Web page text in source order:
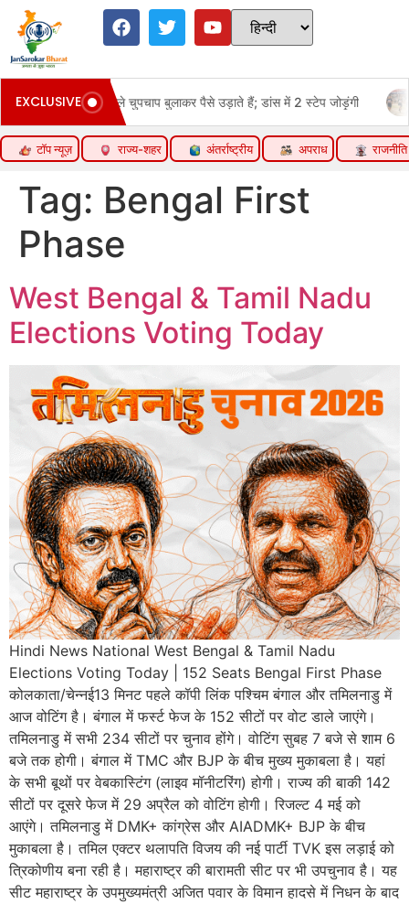
EXCLUSIVE
गंदा बताने वाले चुपचाप बुलाकर पैसे उड़ाते हैं; डांस में 2 स्टेप जोड़ूंगी
टॉप न्यूज़ राज्य-शहर अंतर्राष्ट्रीय अपराध राजनीति
Tag: Bengal First
Phase
West Bengal & Tamil Nadu
Elections Voting Today
Hindi News National West Bengal & Tamil Nadu
Elections Voting Today | 152 Seats Bengal First Phase
कोलकाता/चेन्नई13 मिनट पहले कॉपी लिंक पश्चिम बंगाल और तमिलनाडु में
आज वोटिंग है। बंगाल में फर्स्ट फेज के 152 सीटों पर वोट डाले जाएंगे।
तमिलनाडु में सभी 234 सीटों पर चुनाव होंगे। वोटिंग सुबह 7 बजे से शाम 6
बजे तक होगी। बंगाल में TMC और BJP के बीच मुख्य मुकाबला है। यहां
के सभी बूथों पर वेबकास्टिंग (लाइव मॉनीटरिंग) होगी। राज्य की बाकी 142
सीटों पर दूसरे फेज में 29 अप्रैल को वोटिंग होगी। रिजल्ट 4 मई को
आएंगे। तमिलनाडु में DMK+ कांग्रेस और AIADMK+ BJP के बीच
मुकाबला है। तमिल एक्टर थलापति विजय की नई पार्टी TVK इस लड़ाई को
त्रिकोणीय बना रही है। महाराष्ट्र की बारामती सीट पर भी उपचुनाव है। यह
सीट महाराष्ट्र के उपमुख्यमंत्री अजित पवार के विमान हादसे में निधन के बाद